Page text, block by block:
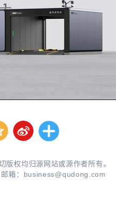
版权均归源网站或源作者所有。
箱： business@qudong.com